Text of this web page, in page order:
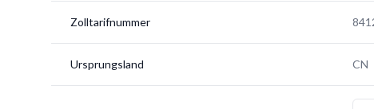
Zolltarifnummer
Ursprungsland CN